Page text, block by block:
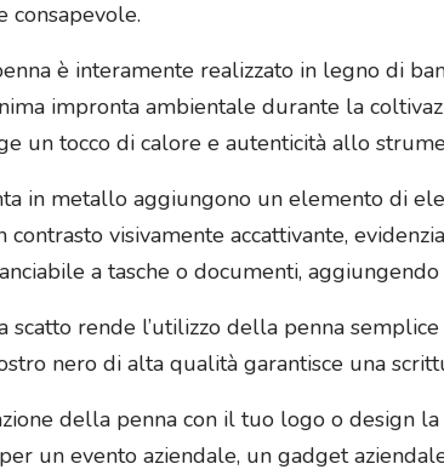
consapevole.
è interamente realizzato in legno di
impronta ambientale durante la
un tocco di calore e autenticità allo
in metallo aggiungono un elemento di
contrasto visivamente accattivante,
a tasche o documenti,
scatto rende l’utilizzo della penna
nero di alta qualità garantisce una
della penna con il tuo logo o design
un evento aziendale, un gadget